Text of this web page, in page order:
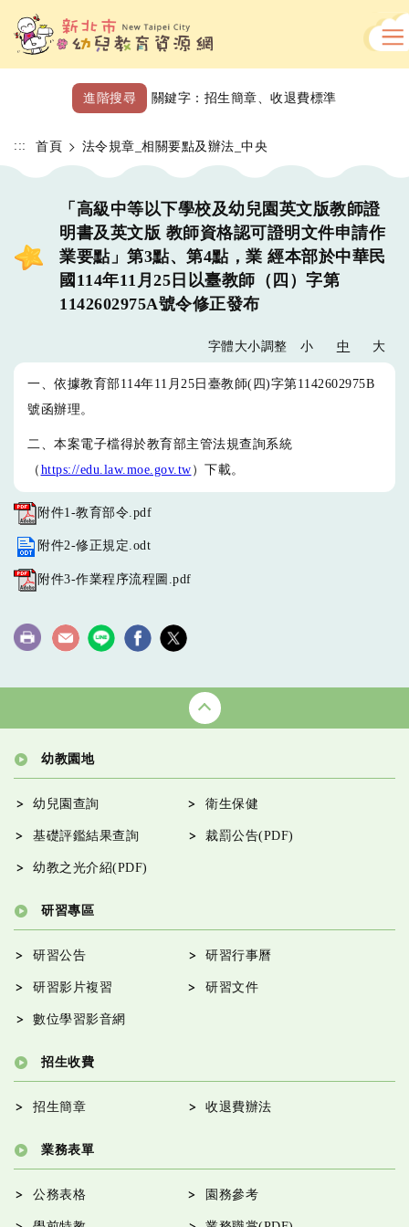
到
主
要
進階搜尋 關鍵字： 招生簡章 、收退費標準
::: 首頁 法令規章_相關要點及辦法_中央
「高級中等以下學校及幼兒園英文版教師證
明書及英文版 教師資格認可證明文件申請作
業要點」第3點、第4點，業 經本部於中華民
國114年11月25日以臺教師（四）字第
1142602975A號令修正發布
字體大小調整 小 中 大
一、依據教育部114年11月25日臺教師(四)字第1142602975B
號函辦理。
二、本案電子檔得於教育部主管法規查詢系統
（ https://edu.law.moe.gov.tw ）下載。
附件1-教育部令.pdf
附件2-修正規定.odt
附件3-作業程序流程圖.pdf
幼教園地
幼兒園查詢 衛生保健
基礎評鑑結果查詢 裁罰公告(PDF)
幼教之光介紹(PDF)
研習專區
研習公告 研習行事曆
研習影片複習 研習文件
數位學習影音網
招生收費
招生簡章 收退費辦法
業務表單
公務表格 園務參考